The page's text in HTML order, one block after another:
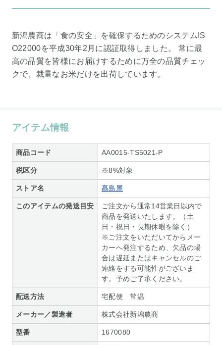
新潟農商は「食の安全」を確保するためのシステムIS
O22000を平成30年2月に認証取得しました。 常に最
高の品質を皆様にお届けするために万全の品質チェッ
クで、裁量なお米だけを出荷しています。
アイテム情報
商品コード AA0015-TS5021-P
税区分 ※8%対象
ストア名 髙島屋
このアイテムの発送目安
ご注文から通常14営業日以内で
商品を発送いたします。（土
日・祝日・長期休暇を除く）
※ご注文をいただいてからメー
カーへ発注するため、欠品の場
合は遅延またはキャンセルのご
連絡をする可能性がございま
す。予めご了承ください。
配送方法 宅配便 常温
メーカー／製造者 株式会社新潟農商
型番 1670080